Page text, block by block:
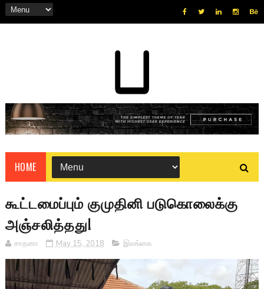
HOME
கூட்டமைப்பும் குமுதினி படுகொலைக்கு
அஞ்சலித்தது!
சாதனா May 15, 2018 இலங்கை